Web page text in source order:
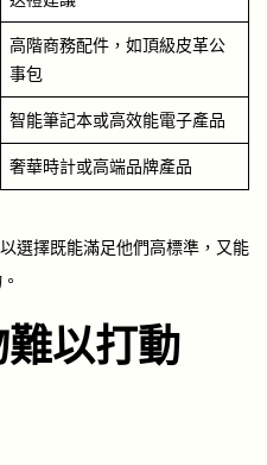
高階商務配件，如頂級皮革公
事包
智能筆記本或高效能電子產品
奢華時計或高端品牌產品
選擇既能滿足他們高標準，又能
以打動